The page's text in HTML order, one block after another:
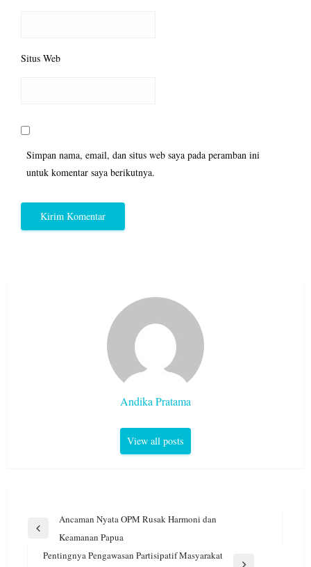
Situs Web
Simpan nama, email, dan situs web saya pada peramban ini
untuk komentar saya berikutnya.
Andika Pratama
View all posts
Navigasi
Previous
Ancaman Nyata OPM Rusak Harmoni dan
Keamanan Papua
⁠Pentingnya Pengawasan Partisipatif Masyarakat